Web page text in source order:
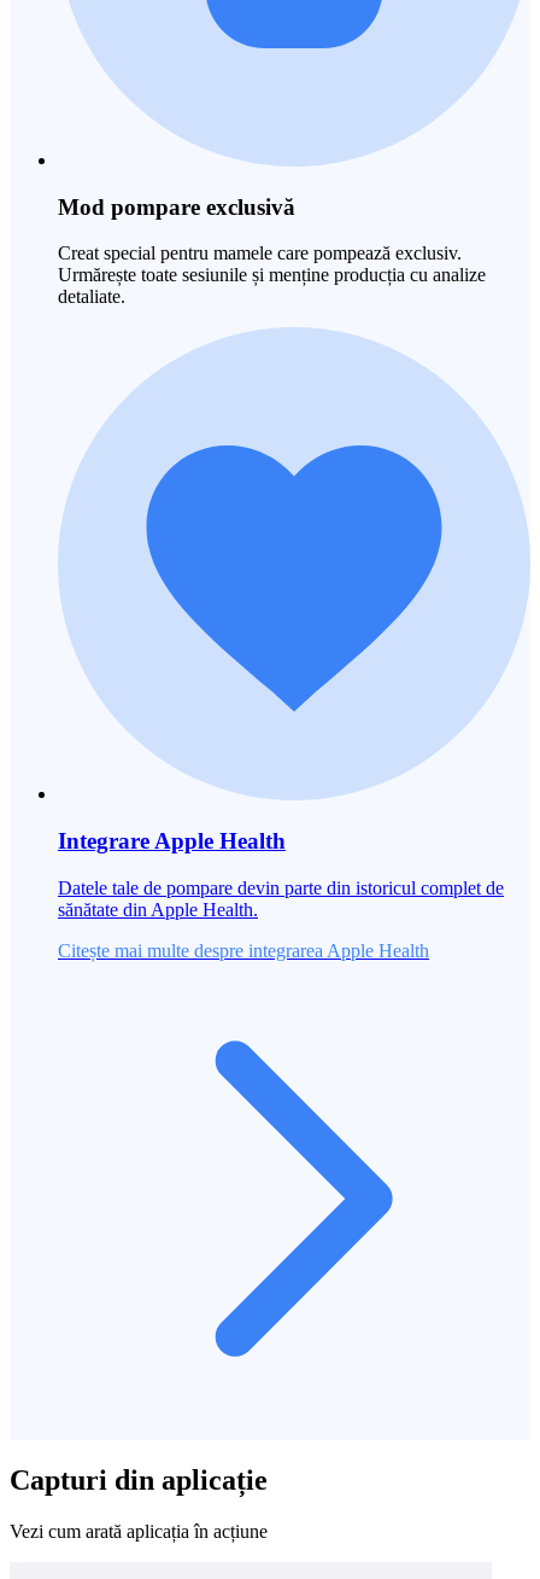
Mod pompare exclusivă
Creat special pentru mamele care pompează exclusiv.
Urmărește toate sesiunile și menține producția cu analize
detaliate.
Integrare Apple Health
Datele tale de pompare devin parte din istoricul complet de
sănătate din Apple Health.
Citește mai multe despre integrarea Apple Health
Capturi din aplicație
Vezi cum arată aplicația în acțiune